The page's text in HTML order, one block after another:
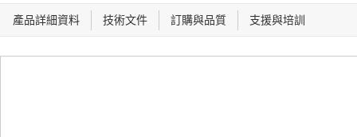
6 channel device with improved timing specs such as
rise/fall time, skew, and propagation delay.